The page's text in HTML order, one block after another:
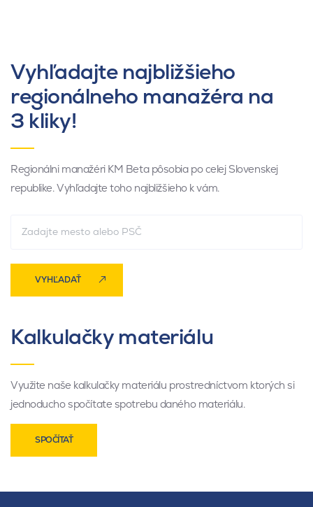
Vyhľadajte najbližšieho
regionálneho manažéra na
3 kliky!
Regionálni manažéri KM Beta pôsobia po celej Slovenskej
republike. Vyhľadajte toho najbližšieho k vám.
VYHĽADAŤ
Kalkulačky materiálu
Využite naše kalkulačky materiálu prostredníctvom ktorých si
jednoducho spočítate spotrebu daného materiálu.
SPOČÍTAŤ